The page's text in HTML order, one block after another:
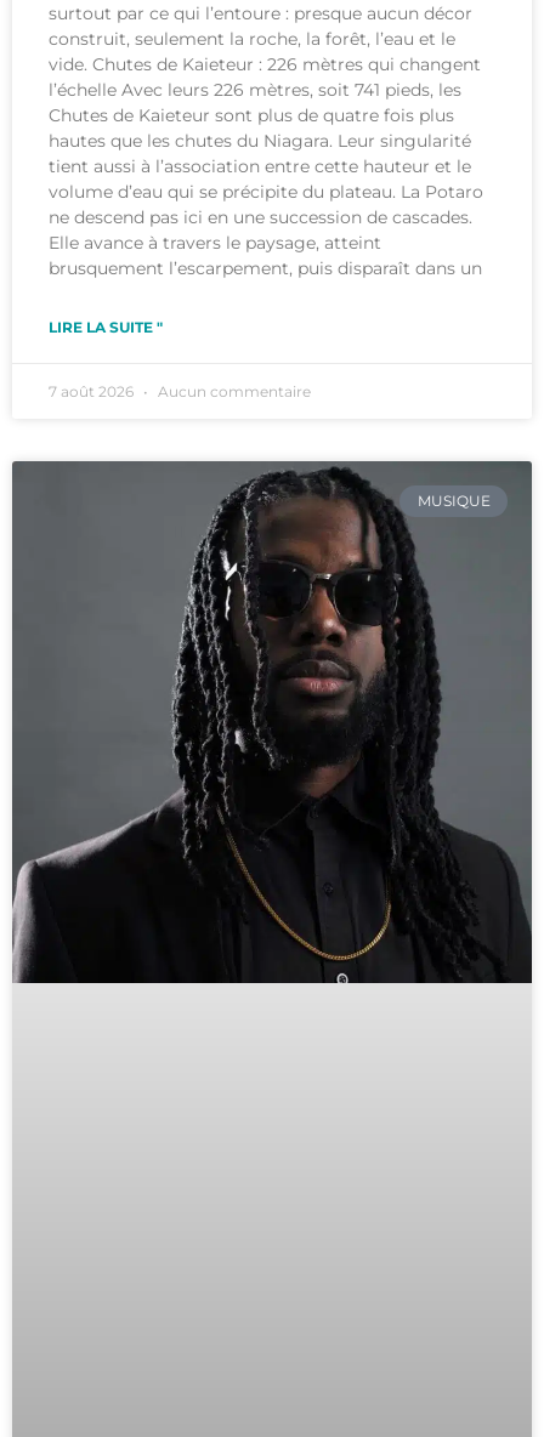
surtout par ce qui l’entoure : presque aucun décor
construit, seulement la roche, la forêt, l’eau et le
vide. Chutes de Kaieteur : 226 mètres qui changent
l’échelle Avec leurs 226 mètres, soit 741 pieds, les
Chutes de Kaieteur sont plus de quatre fois plus
hautes que les chutes du Niagara. Leur singularité
tient aussi à l’association entre cette hauteur et le
volume d’eau qui se précipite du plateau. La Potaro
ne descend pas ici en une succession de cascades.
Elle avance à travers le paysage, atteint
brusquement l’escarpement, puis disparaît dans un
LIRE LA SUITE "
7 août 2026 Aucun commentaire
MUSIQUE